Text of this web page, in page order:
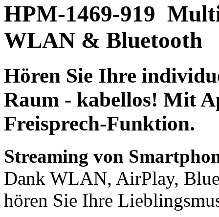
HPM-1469-919
WLAN & Bluetooth
Hören Sie Ihre
Raum - kabellos! Mit
Freisprech-Funktion.
Streaming von
Dank WLAN, AirPlay,
hören Sie Ihre